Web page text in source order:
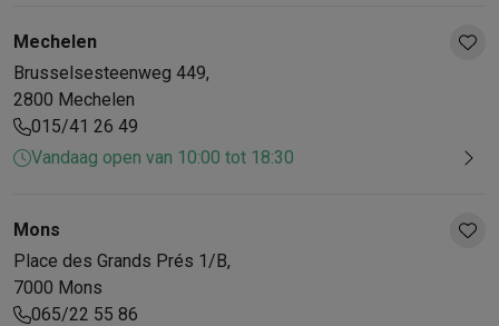
Mechelen
Brusselsesteenweg 449,
2800 Mechelen
015/41 26 49
Vandaag open van 10:00 tot 18:30
Mons
Place des Grands Prés 1/B,
7000 Mons
065/22 55 86